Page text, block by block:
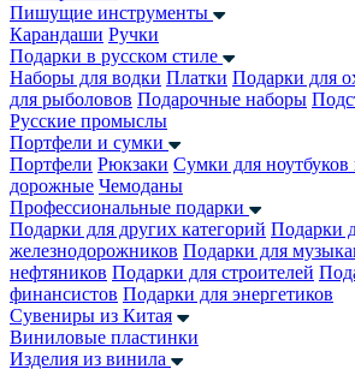
Пишущие инструменты
Карандаши Ручки
Подарки в русском стиле
Наборы для водки Платки Подарки для
для рыболовов Подарочные наборы
Русские промыслы
Портфели и сумки
Портфели Рюкзаки Сумки для ноутбуков
дорожные Чемоданы
Профессиональные подарки
Подарки для других категорий Подарки
железнодорожников Подарки для
нефтяников Подарки для строителей
финансистов Подарки для энергетиков
Сувениры из Китая
Виниловые пластинки
Изделия из винила